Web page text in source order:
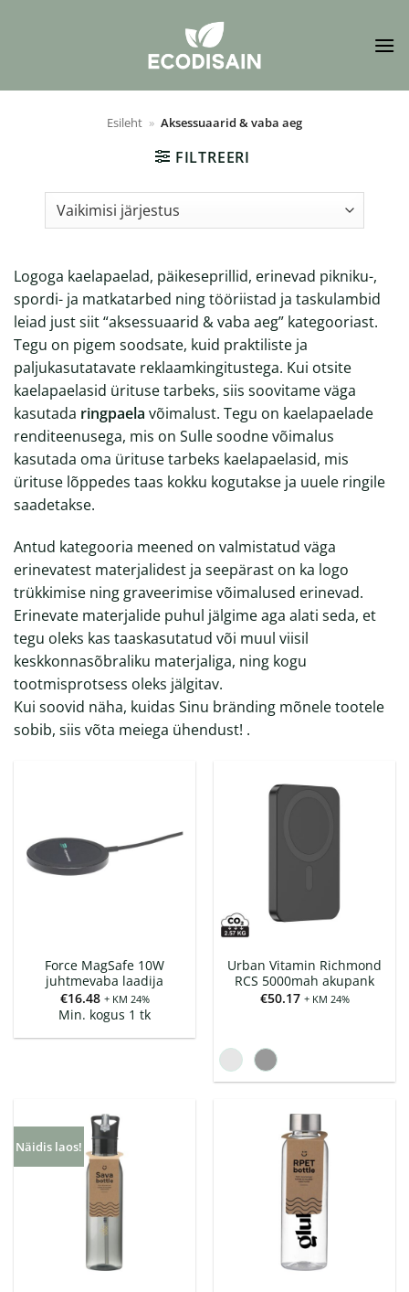
Esileht » Aksessuaarid & vaba aeg
FILTREERI
Logoga kaelapaelad, päikeseprillid, erinevad pikniku-,
spordi- ja matkatarbed ning tööriistad ja taskulambid
leiad just siit “aksessuaarid & vaba aeg” kategooriast.
Tegu on pigem soodsate, kuid praktiliste ja
paljukasutatavate reklaamkingitustega. Kui otsite
kaelapaelasid ürituse tarbeks, siis soovitame väga
kasutada ringpaela võimalust. Tegu on kaelapaelade
renditeenusega, mis on Sulle soodne võimalus
kasutada oma ürituse tarbeks kaelapaelasid, mis
ürituse lõppedes taas kokku kogutakse ja uuele ringile
saadetakse.
Antud kategooria meened on valmistatud väga
erinevatest materjalidest ja seepärast on ka logo
trükkimise ning graveerimise võimalused erinevad.
Erinevate materjalide puhul jälgime aga alati seda, et
tegu oleks kas taaskasutatud või muul viisil
keskkonnasõbraliku materjaliga, ning kogu
tootmisprotsess oleks jälgitav.
Kui soovid näha, kuidas Sinu bränding mõnele tootele
sobib, siis võta meiega ühendust! .
Force MagSafe 10W
juhtmevaba laadija
€16.48 + KM 24%
Min. kogus 1 tk
Urban Vitamin Richmond
RCS 5000mah akupank
€50.17 + KM 24%
Näidis laos!